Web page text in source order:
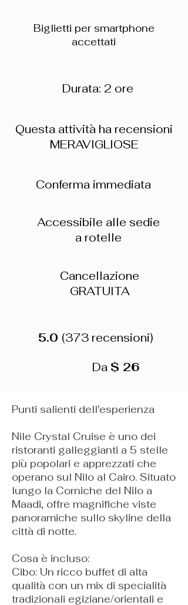
Biglietti per smartphone
accettati
Durata: 2 ore
Questa attività ha recensioni
MERAVIGLIOSE
Conferma immediata
Accessibile alle sedie
a rotelle
Cancellazione
GRATUITA
5.0 (373 recensioni)
Da $ 26
Punti salienti dell'esperienza
Nile Crystal Cruise è uno dei
ristoranti galleggianti a 5 stelle
più popolari e apprezzati che
operano sul Nilo al Cairo. Situato
lungo la Corniche del Nilo a
Maadi, offre magnifiche viste
panoramiche sullo skyline della
città di notte.
Cosa è incluso:
Cibo: Un ricco buffet di alta
qualità con un mix di specialità
tradizionali egiziane/orientali e